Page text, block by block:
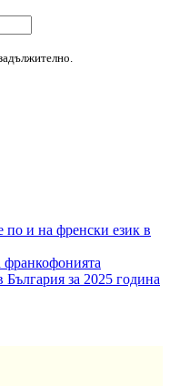
по и на френски език в
за 2025 година